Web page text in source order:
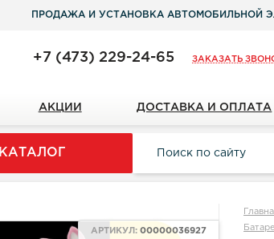
ПРОДАЖА И УСТАНОВКА АВТОМОБИЛЬНОЙ
+7 (473) 229-24-65 ЗАКАЗАТЬ
АКЦИИ ДОСТАВКА И ОПЛАТА
КАТАЛОГ
АРТИКУЛ:00000036927